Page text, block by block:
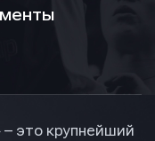
это крупнейший